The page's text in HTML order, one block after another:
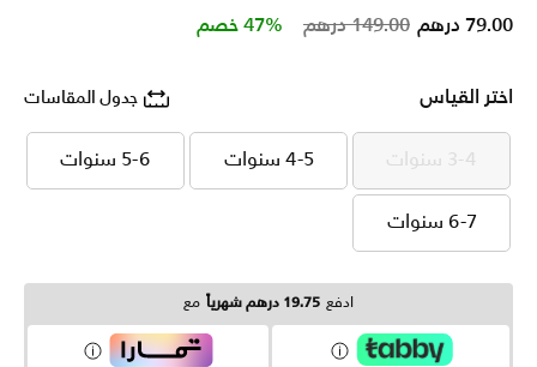
Price reduced from
149.00 درهم to 79.00 درهم 47% خصم
اختر القياس جدول المقاسات
3-4 سنوات 3-4 سنوات 4-5 سنوات 4-5 سنوات 5-6 سنوات 5-6 سنوات
6-7 سنوات 6-7 سنوات
ادفع 19.75 درهم شهرياً مع